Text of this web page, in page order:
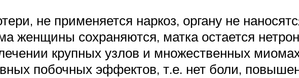
не применяется наркоз, органу не
женщины сохраняются, матка остается
крупных узлов и множественных
побочных эффектов, т.е. нет боли,